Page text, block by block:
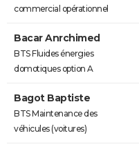
commercial opérationnel
Bacar Anrchimed
BTS Fluides énergies
domotiques option A
Bagot Baptiste
BTS Maintenance des
véhicules (voitures)